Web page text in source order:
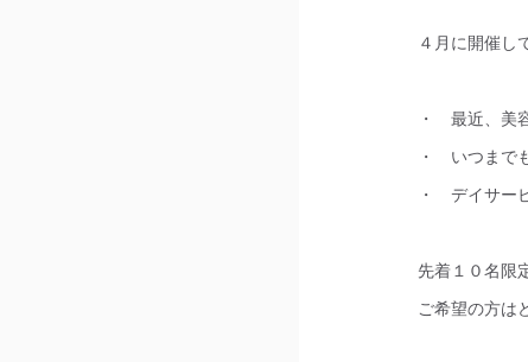
４月に開催し
・ 最近、美
・ いつまで
・ デイサー
先着１０名限
ご希望の方は